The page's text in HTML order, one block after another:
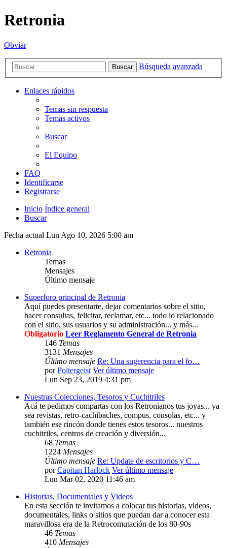
Retronia
Obviar
Buscar Búsqueda avanzada
Enlaces rápidos
Temas sin respuesta
Temas activos
Buscar
El Equipo
FAQ
Identificarse
Registrarse
Inicio Índice general
Buscar
Fecha actual Lun Ago 10, 2026 5:00 am
Retronia
Temas
Mensajes
Último mensaje
Superforo principal de Retronia
Aquí puedes presentarte, dejar comentarios sobre el sitio,
hacer consultas, felicitar, reclamar, etc... todo lo relacionado
con el sitio, sus usuarios y su administración... y más...
Obligatorio Leer Reglamento General de Retronia
146 Temas
3131 Mensajes
Último mensaje Re: Una sugerencia para el fo…
porPoltergeist Ver último mensaje
Lun Sep 23, 2019 4:31 pm
Nuestras Colecciones, Tesoros y Cuchitriles
Acá te pedimos compartas con los Retronianos tus joyas... ya
sea revistas, retro-cachibaches, compus, consolas, etc... y
también ese rincón donde tienes estos tesoros... nuestros
cuchitriles, centros de creación y diversión...
68 Temas
1224 Mensajes
Último mensaje Re: Update de escritorios y C…
porCapitan Harlock Ver último mensaje
Lun Mar 02, 2020 11:46 am
Historias, Documentales y Videos
En esta sección te invitamos a colocar tus historias, videos,
documentales, links o sitios que puedan dar a conocer esta
maravillosa era de la Retrocomutación de los 80-90s
46 Temas
410 Mensajes